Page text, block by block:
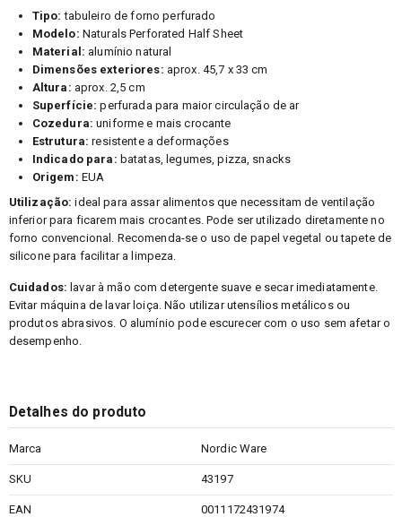
Tipo: tabuleiro de forno perfurado
Modelo: Naturals Perforated Half Sheet
Material: alumínio natural
Dimensões exteriores: aprox. 45,7 x 33 cm
Altura: aprox. 2,5 cm
Superfície: perfurada para maior circulação de ar
Cozedura: uniforme e mais crocante
Estrutura: resistente a deformações
Indicado para: batatas, legumes, pizza, snacks
Origem: EUA
Utilização: ideal para assar alimentos que necessitam de ventilação
inferior para ficarem mais crocantes. Pode ser utilizado diretamente no
forno convencional. Recomenda-se o uso de papel vegetal ou tapete de
silicone para facilitar a limpeza.
Cuidados: lavar à mão com detergente suave e secar imediatamente.
Evitar máquina de lavar loiça. Não utilizar utensílios metálicos ou
produtos abrasivos. O alumínio pode escurecer com o uso sem afetar o
desempenho.
Detalhes do produto
Marca Nordic Ware
SKU 43197
EAN 0011172431974